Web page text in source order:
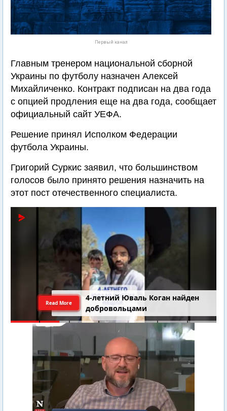
Первый канал
Главным тренером национальной сборной
Украины по футболу назначен Алексей
Михайличенко. Контракт подписан на два года
с опцией продления еще на два года, сообщает
официальный сайт УЕФА.
Решение принял Исполком Федерации
футбола Украины.
Григорий Суркис заявил, что большинством
голосов было принято решения назначить на
этот пост отечественного специалиста.
4-летний Юваль Коган найден
добровольцами
Read More